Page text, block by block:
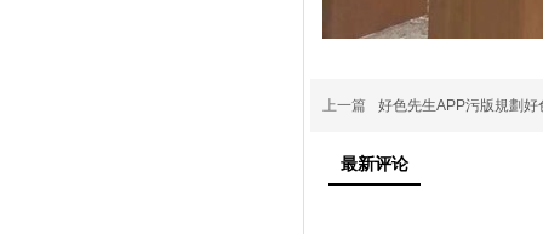
上一篇 好色先生APP污版規劃好
最新评论